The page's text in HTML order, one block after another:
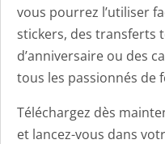
vous pourrez l’utiliser
stickers, des transferts
d’anniversaire ou des
tous les passionnés de
Téléchargez dès
et lancez-vous dans